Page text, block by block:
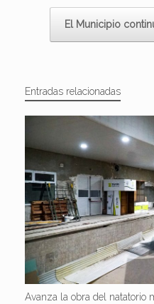
El Municipio
Entradas relacionadas
Avanza la obra del natatorio